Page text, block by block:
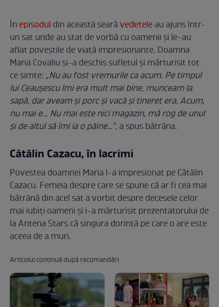
În episodul din această searăvedeteleau ajuns într-
un sat unde au stat de vorbă cu oamenii și le-au
aflat poveștile de viață impresionante. Doamna
Maria Covaliu și-a deschis sufletul și mărturisit tot
ce simte: „Nu au fost vremurile ca acum. Pe timpul
lui Ceaușescu îmi era mult mai bine, munceam la
sapă, dar aveam și porc și vacă și tineret era. Acum,
nu mai e... Nu mai este nici magazin, mă rog de unul
și de altul să îmi ia o pâine…”, a spus bătrâna.
Cătălin Cazacu, în lacrimi
Povestea doamnei Maria l-a impresionat pe Cătălin
Cazacu. Femeia despre care se spune că ar fi cea mai
bătrână din acel sat a vorbit despre decesele celor
mai iubiți oameni și i-a mărturisit prezentatorului de
la Antena Stars că singura dorință pe care o are este
aceea de a muri.
Articolul continuă după recomandări